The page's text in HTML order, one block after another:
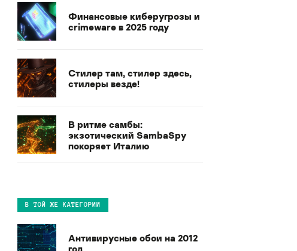
Финансовые киберугрозы и
crimeware в 2025 году
Стилер там, стилер здесь,
стилеры везде!
В ритме самбы:
экзотический SambaSpy
покоряет Италию
В ТОЙ ЖЕ КАТЕГОРИИ
Антивирусные обои на 2012